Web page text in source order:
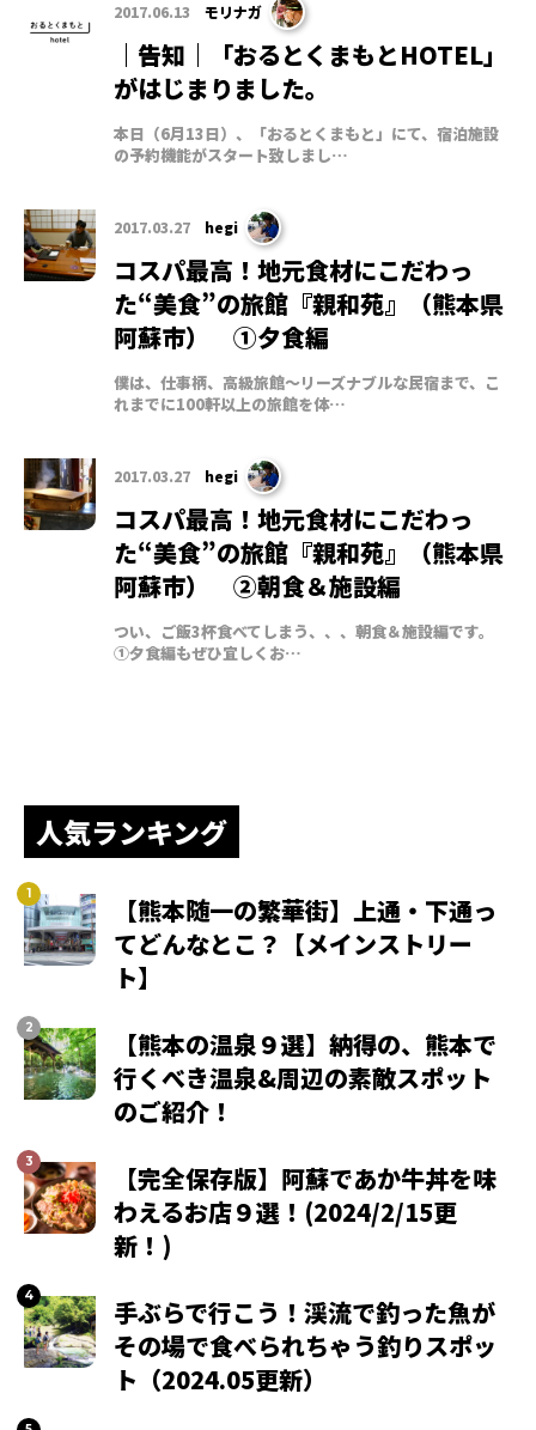
2017.06.13 モリナガ
｜告知｜「おるとくまもとHOTEL」
がはじまりました。
本日（6月13日）、「おるとくまもと」にて、宿泊施設
の予約機能がスタート致しまし…
2017.03.27 hegi
コスパ最高！地元食材にこだわっ
た“美食”の旅館『親和苑』（熊本県
阿蘇市） ①夕食編
僕は、仕事柄、高級旅館～リーズナブルな民宿まで、こ
れまでに100軒以上の旅館を体…
2017.03.27 hegi
コスパ最高！地元食材にこだわっ
た“美食”の旅館『親和苑』（熊本県
阿蘇市） ②朝食＆施設編
つい、ご飯3杯食べてしまう、、、朝食＆施設編です。
①夕食編もぜひ宜しくお…
人気ランキング
【熊本随一の繁華街】上通・下通っ
てどんなとこ？【メインストリー
ト】
【熊本の温泉９選】納得の、熊本で
行くべき温泉&周辺の素敵スポット
のご紹介！
【完全保存版】阿蘇であか牛丼を味
わえるお店９選！(2024/2/15更
新！)
手ぶらで行こう！渓流で釣った魚が
その場で食べられちゃう釣りスポッ
ト（2024.05更新）